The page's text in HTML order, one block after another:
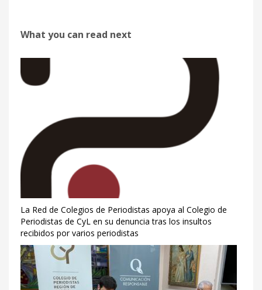
What you can read next
La Red de Colegios de Periodistas apoya al Colegio de
Periodistas de CyL en su denuncia tras los insultos
recibidos por varios periodistas